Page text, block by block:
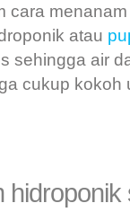
cara
atau
sehingga air
cukup kokoh
hidroponik